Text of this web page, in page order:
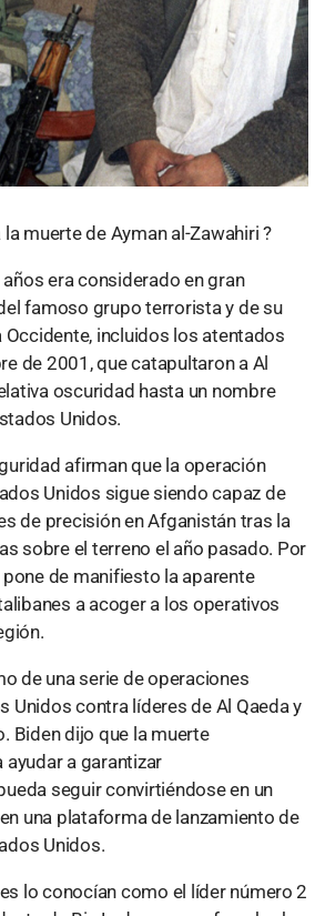
muerte de Ayman al-Zawahiri ?
era considerado en gran
famoso grupo terrorista y de su
Occidente, incluidos los atentados
de 2001, que catapultaron a Al
oscuridad hasta un nombre
Unidos.
afirman que la operación
Unidos sigue siendo capaz de
de precisión en Afganistán tras la
sobre el terreno el año pasado. Por
de manifiesto la aparente
a acoger a los operativos
de una serie de operaciones
Unidos contra líderes de Al Qaeda y
Biden dijo que la muerte
ayudar a garantizar
seguir convirtiéndose en un
una plataforma de lanzamiento de
Unidos.
lo conocían como el líder número 2